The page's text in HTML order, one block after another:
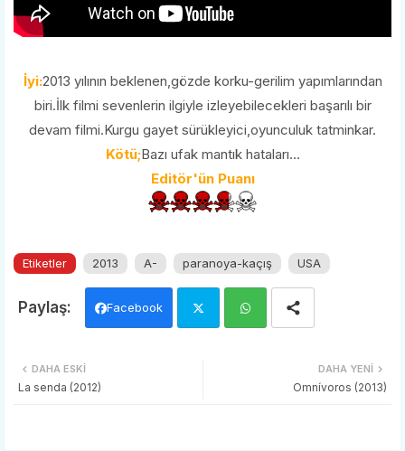
İyi:2013 yılının beklenen,gözde korku-gerilim yapımlarından
biri.İlk filmi sevenlerin ilgiyle izleyebilecekleri başarılı bir
devam filmi.Kurgu gayet sürükleyici,oyunculuk tatminkar.
Kötü;Bazı ufak mantık hataları...
Editör'ün Puanı
Etiketler 2013 A- paranoya-kaçış USA
Facebook
DAHA YENI
Omnívoros (2013)
DAHA ESKI
La senda (2012)